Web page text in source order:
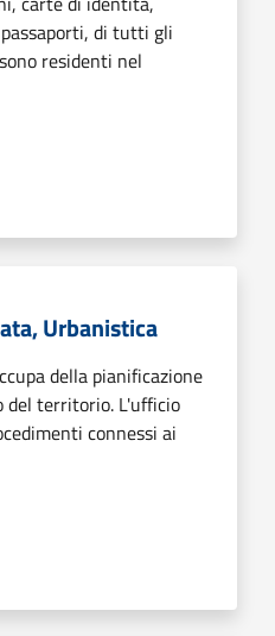
di tutti gli
residenti nel
Urbanistica
della pianificazione
del territorio. L'ufficio
connessi ai